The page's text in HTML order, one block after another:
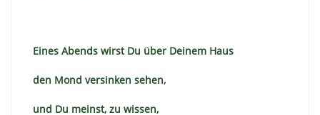
Eines Abends wirst Du über Deinem Haus
den Mond versinken sehen,
und Du meinst, zu wissen,